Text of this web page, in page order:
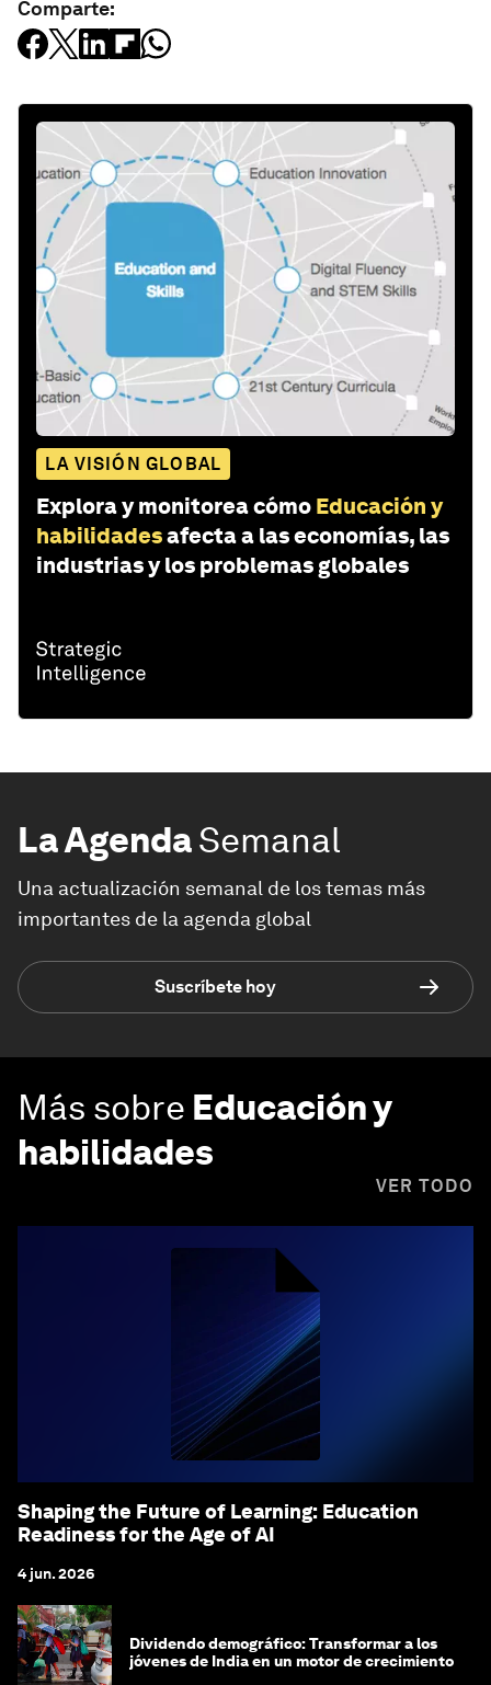
Comparte:
LA VISIÓN GLOBAL
Explora y monitorea cómo Educación y
habilidadesafecta a las economías, las
industrias y los problemas globales
La AgendaSemanal
Una actualización semanal de los temas más
importantes de la agenda global
Suscríbete hoy
Más sobre Educación y
habilidades
VER TODO
Shaping the Future of Learning: Education
Readiness for the Age of AI
4 jun. 2026
Dividendo demográfico: Transformar a los
jóvenes de India en un motor de crecimiento